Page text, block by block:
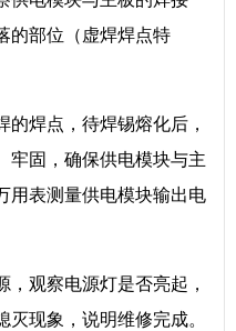
的部位（虚焊焊点特
的焊点，待焊锡熔化后，
牢固，确保供电模块与主
用表测量供电模块输出电
，观察电源灯是否亮起，
现象，说明维修完成。